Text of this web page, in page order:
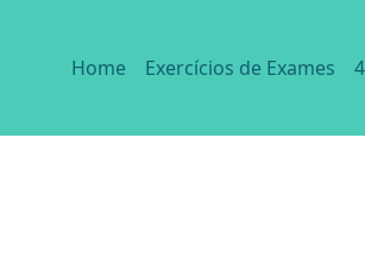
Home Exercícios de Exames